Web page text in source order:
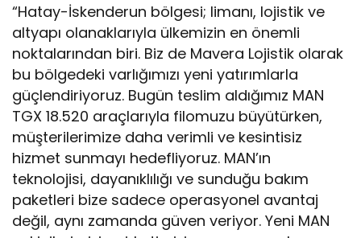
“Hatay-İskenderun bölgesi; limanı, lojistik ve
altyapı olanaklarıyla ülkemizin en önemli
noktalarından biri. Biz de Mavera Lojistik olarak
bu bölgedeki varlığımızı yeni yatırımlarla
güçlendiriyoruz. Bugün teslim aldığımız MAN
TGX 18.520 araçlarıyla filomuzu büyütürken,
müşterilerimize daha verimli ve kesintisiz
hizmet sunmayı hedefliyoruz. MAN’ın
teknolojisi, dayanıklılığı ve sunduğu bakım
paketleri bize sadece operasyonel avantaj
değil, aynı zamanda güven veriyor. Yeni MAN